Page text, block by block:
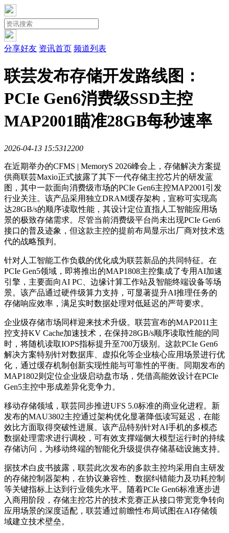
分享好友 资讯首页 频道列表
联芸发布存储开发路线图：
PCIe Gen6消费级SSD主控
MAP2001瞄准28GB每秒速率
2026-04-13 15:5312200
在近期举办的CFMS | MemoryS 2026峰会上，存储解决方案提
供商联芸Maxio正式披露了其下一代存储主控芯片的研发蓝
图，其中一款面向消费级市场的PCIe Gen6主控MAP2001引发
行业关注。该产品采用独立DRAM缓存架构，宣称可实现高
达28GB/s的顺序读取性能，其设计定位直指人工智能应用场
景的极致存储需求。尽管当前消费级平台尚未出现PCIe Gen6
接口的普及迹象，但这款主控的提前布局显示出厂商对技术迭
代的战略预判。
针对人工智能工作负载的优化成为联芸新品的共同特征。在
PCIe Gen5领域，即将推出的MAP1808主控集成了专用AI加速
引擎，主要面向AI PC、边缘计算工作站及智能终端设备等场
景。该产品通过硬件级算力支持，可显著提升AI推理任务的
存储响应效率，满足实时数据处理对低延迟的严苛要求。
企业级存储市场同样迎来技术升级。联芸宣布的MAP2011主
控支持KV Cache加速技术，在保持28GB/s顺序读取性能的同
时，将随机读取IOPS指标提升至700万级别。这款PCIe Gen6
解决方案特别针对数据库、虚拟化等企业核心应用场景进行优
化，通过缓存机制创新实现性能与可靠性的平衡。同期发布的
MAP1802则定位企业级启动盘市场，凭借高能效设计在PCIe
Gen5主控中形成差异化竞争力。
移动存储领域，联芸同步推进UFS 5.0标准的商业化进程。新
发布的MAU3802主控通过架构优化显著降低读写延迟，在能
效比方面取得突破性进展。该产品特别针对AI手机的多模态
数据处理需求进行调校，可有效支撑端侧大模型运行时的持续
存储访问，为移动终端的智能化升级提供存储基础设施支持。
据技术白皮书披露，联芸此次发布的多款主控均采用自主研发
的存储控制器架构，在协议兼容性、数据纠错能力及功耗控制
等关键指标上达到行业领先水平。随着PCIe Gen6标准逐步进
入商用阶段，存储主控芯片的技术竞赛正从接口带宽竞争转向
应用场景的深度适配，联芸通过前瞻性布局试图在AI存储领
域建立技术壁垒。